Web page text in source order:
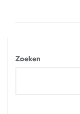
Zoeken